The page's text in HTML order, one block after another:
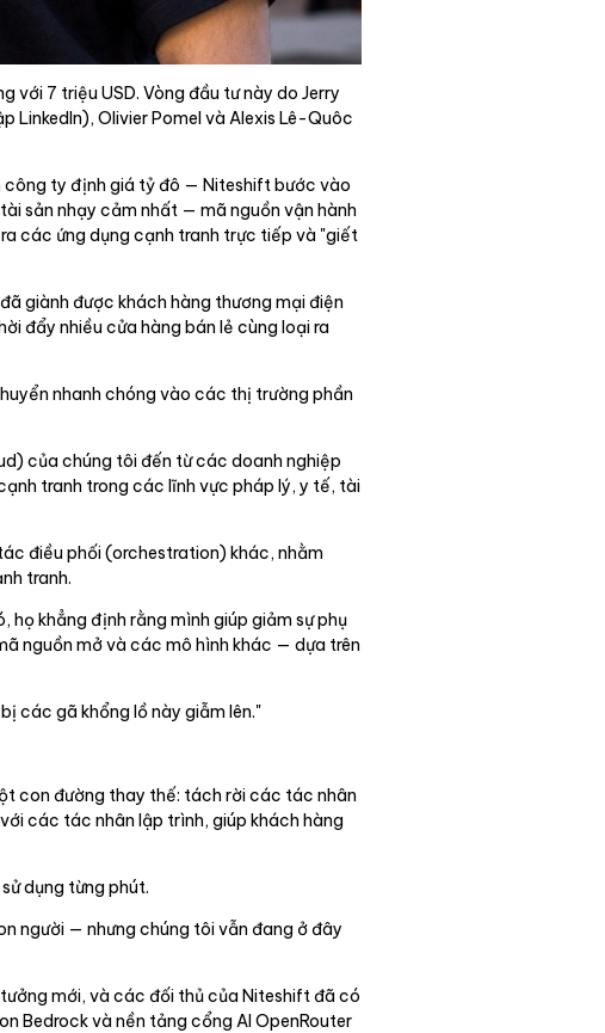
7 triệu USD. Vòng đầu tư này do Jerry
LinkedIn), Olivier Pomel và Alexis Lê-Quôc
công ty định giá tỷ đô — Niteshift bước vào
sản nhạy cảm nhất — mã nguồn vận hành
các ứng dụng cạnh tranh trực tiếp và "giết
giành được khách hàng thương mại điện
đẩy nhiều cửa hàng bán lẻ cùng loại ra
nhanh chóng vào các thị trường phần
của chúng tôi đến từ các doanh nghiệp
tranh trong các lĩnh vực pháp lý, y tế, tài
điều phối (orchestration) khác, nhằm
tranh.
khẳng định rằng mình giúp giảm sự phụ
nguồn mở và các mô hình khác — dựa trên
các gã khổng lồ này giẫm lên."
con đường thay thế: tách rời các tác nhân
các tác nhân lập trình, giúp khách hàng
dụng từng phút.
người — nhưng chúng tôi vẫn đang ở đây
mới, và các đối thủ của Niteshift đã có
Bedrock và nền tảng cổng AI OpenRouter